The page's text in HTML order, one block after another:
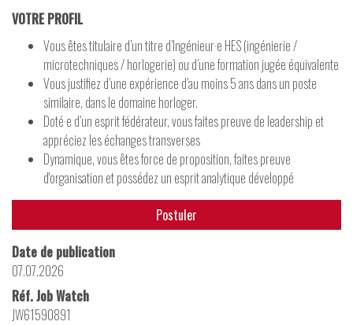
VOTRE PROFIL
Vous êtes titulaire d’un titre d’Ingénieur·e HES (ingénierie /
microtechniques / horlogerie) ou d’une formation jugée équivalente
Vous justifiez d’une expérience d’au moins 5 ans dans un poste
similaire, dans le domaine horloger.
Doté·e d’un esprit fédérateur, vous faites preuve de leadership et
appréciez les échanges transverses
Dynamique, vous êtes force de proposition, faites preuve
d'organisation et possédez un esprit analytique développé
Postuler
Date de publication
07.07.2026
Réf. Job Watch
JW61590891